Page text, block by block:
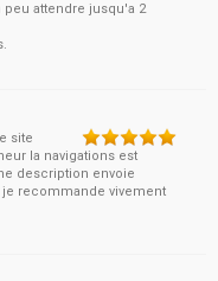
attendre jusqu'a 2
site
la navigations est
description envoie
recommande vivement